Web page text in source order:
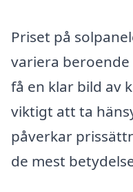
Priset på
variera
få en klar bild av
viktigt att ta
påverkar
de mest